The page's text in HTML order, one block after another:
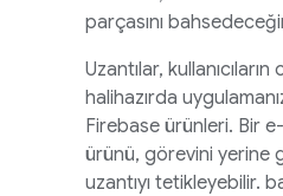
parçasını
Uzantılar,
halihazırda
Firebase ürünleri. Bir
ürünü, görevini yerine
uzantıyı tetikleyebilir.